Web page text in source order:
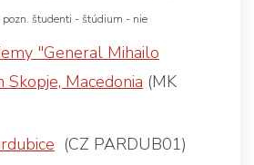
pozn. študenti - štúdium - nie
"General Mihailo
Macedonia (MK
(CZ PARDUB01)